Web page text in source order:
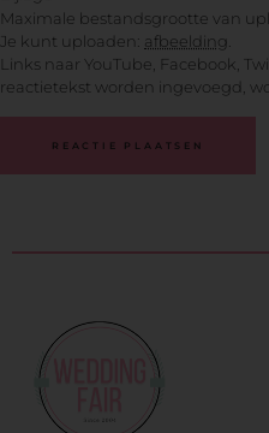
Maximale bestandsgrootte van
Je kunt uploaden: afbeelding.
Links naar YouTube, Facebook,
reactietekst worden ingevoegd,